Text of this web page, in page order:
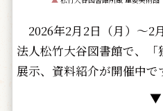
2026年2月2日（月）～2
法人松竹大谷図書館で、
展示、資料紹介が開催中で
▼